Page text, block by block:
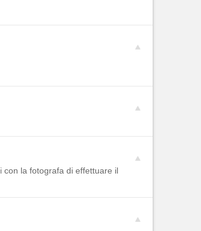
con la fotografa di effettuare il